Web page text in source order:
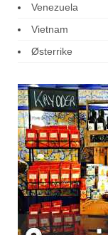
Venezuela
Vietnam
Østerrike